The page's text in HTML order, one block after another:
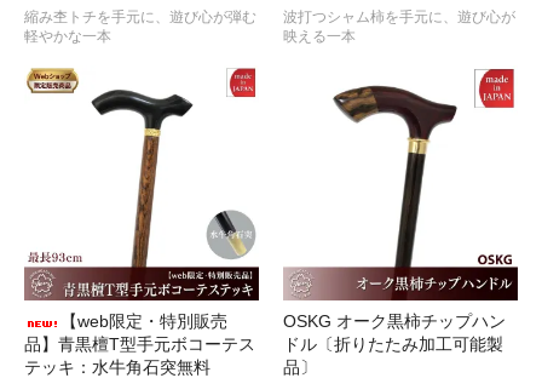
縮み杢トチを手元に、遊び心が弾む
軽やかな一本
波打つシャム柿を手元に、遊び心が
映える一本
【web限定・特別販売
品】青黒檀T型手元ボコーテス
テッキ：水牛角石突無料
OSKG オーク黒柿チップハン
ドル〔折りたたみ加工可能製
品〕